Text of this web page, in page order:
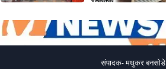
संपादक- मधुकर बनसोडे